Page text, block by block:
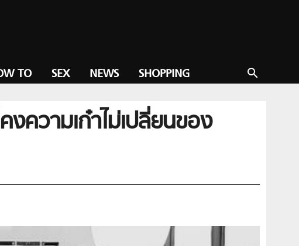
search
TO SEX NEWS SHOPPING
ความเก๋าไม่เปลี่ยนของ